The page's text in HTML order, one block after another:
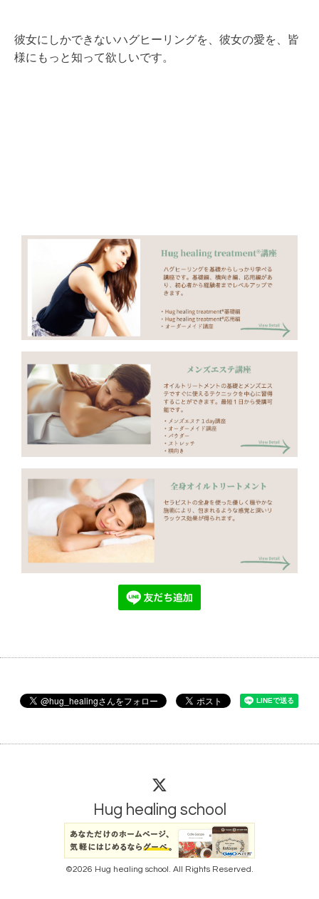
彼女にしかできないハグヒーリングを、彼女の愛を、皆
様にもっと知って欲しいです。
Hug healing school
©2026 Hug healing school . All Rights Reserved.